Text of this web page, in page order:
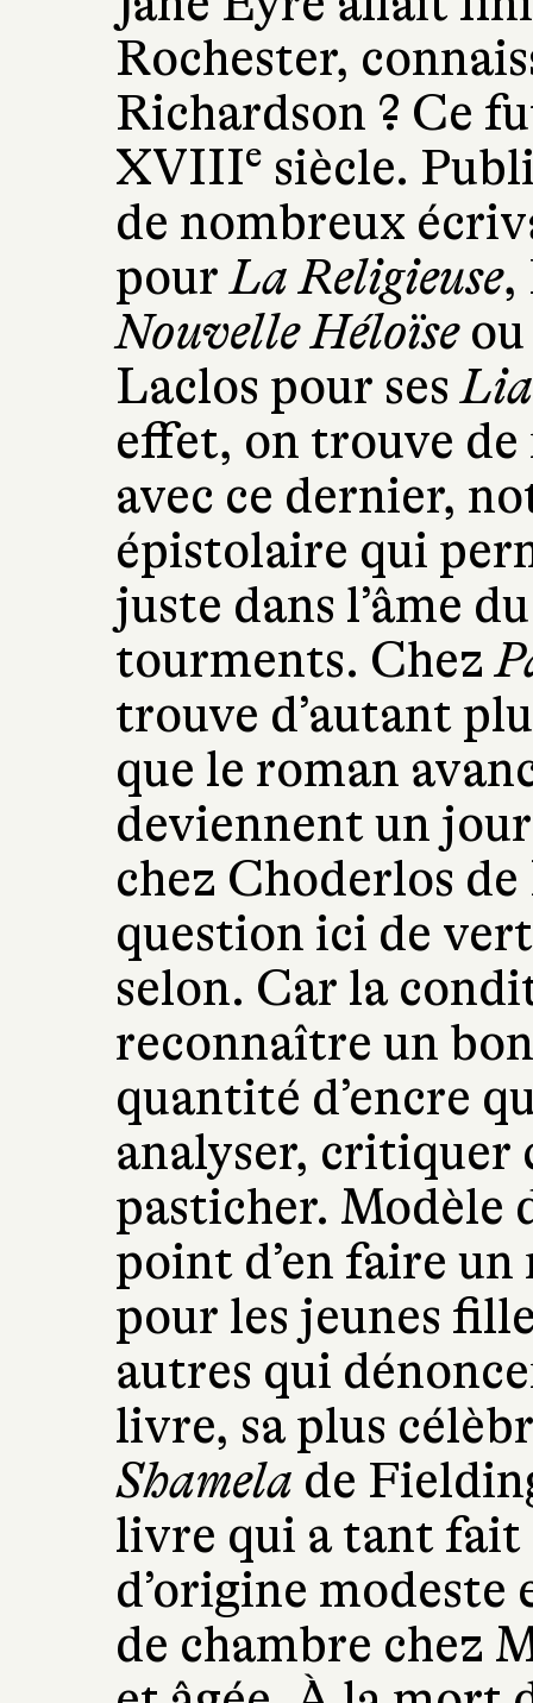
Rochester,
Richardson ? Ce
XVIIIe siècle.
de nombreux
pourLa Religieuse,
Nouvelle Héloïseou
Laclos pour ses
effet, on trouve
avec ce dernier,
épistolaire qui
juste dans l’âme
tourments. Chez
trouve d’autant
que le roman
deviennent un
chez Choderlos
question ici de
selon. Car la
reconnaître un
quantité d’encre
analyser, critiquer
pasticher. Modèle
point d’en faire un
pour les jeunes
autres qui
livre, sa plus
Shamela de
livre qui a tant fait
d’origine modeste
de chambre chez